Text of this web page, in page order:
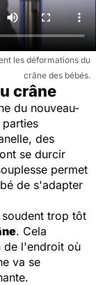
les déformations du
crâne des bébés.
crâne
du nouveau-
parties
des
se durcir
permet
de s'adapter
trop tôt
. Cela
de l'endroit où
va se